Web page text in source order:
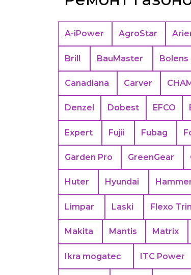
A-iPower AgroStar
Brill BauMaster Bolens
Canadiana Carver
Denzel Dobest EFCO
Expert Fujii Fubag
Garden Pro GreenGear
Huter Hyundai
Limpar Laski Flexo
Makita Mantis Matrix
Ikra mogatec ITC Power